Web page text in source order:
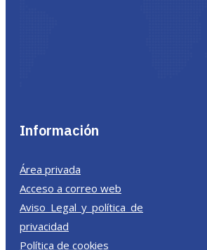
Información
Área privada
Acceso a correo web
Aviso Legal y política de
privacidad
Política de cookies